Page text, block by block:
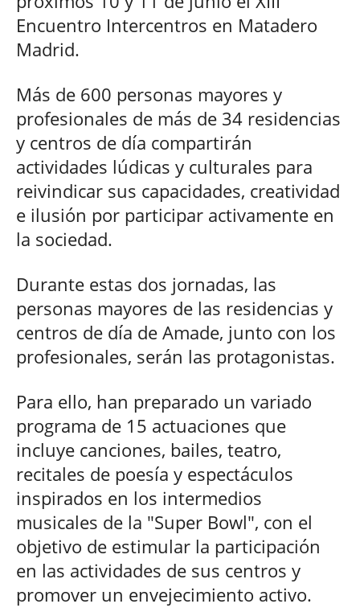
Encuentro Intercentros en Matadero
Madrid.
Más de 600 personas mayores y
profesionales de más de 34 residencias
y centros de día compartirán
actividades lúdicas y culturales para
reivindicar sus capacidades, creatividad
e ilusión por participar activamente en
la sociedad.
Durante estas dos jornadas, las
personas mayores de las residencias y
centros de día de Amade, junto con los
profesionales, serán las protagonistas.
Para ello, han preparado un variado
programa de 15 actuaciones que
incluye canciones, bailes, teatro,
recitales de poesía y espectáculos
inspirados en los intermedios
musicales de la "Super Bowl", con el
objetivo de estimular la participación
en las actividades de sus centros y
promover un envejecimiento activo.